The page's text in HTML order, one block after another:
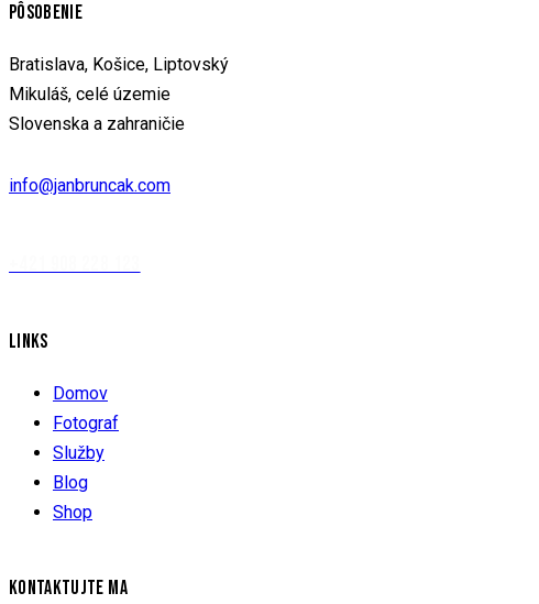
PÔSOBENIE
Bratislava, Košice, Liptovský
Mikuláš, celé územie
Slovenska a zahraničie
info@janbruncak.com
LINKS
Domov
Fotograf
Služby
Blog
Shop
KONTAKTUJTE MA